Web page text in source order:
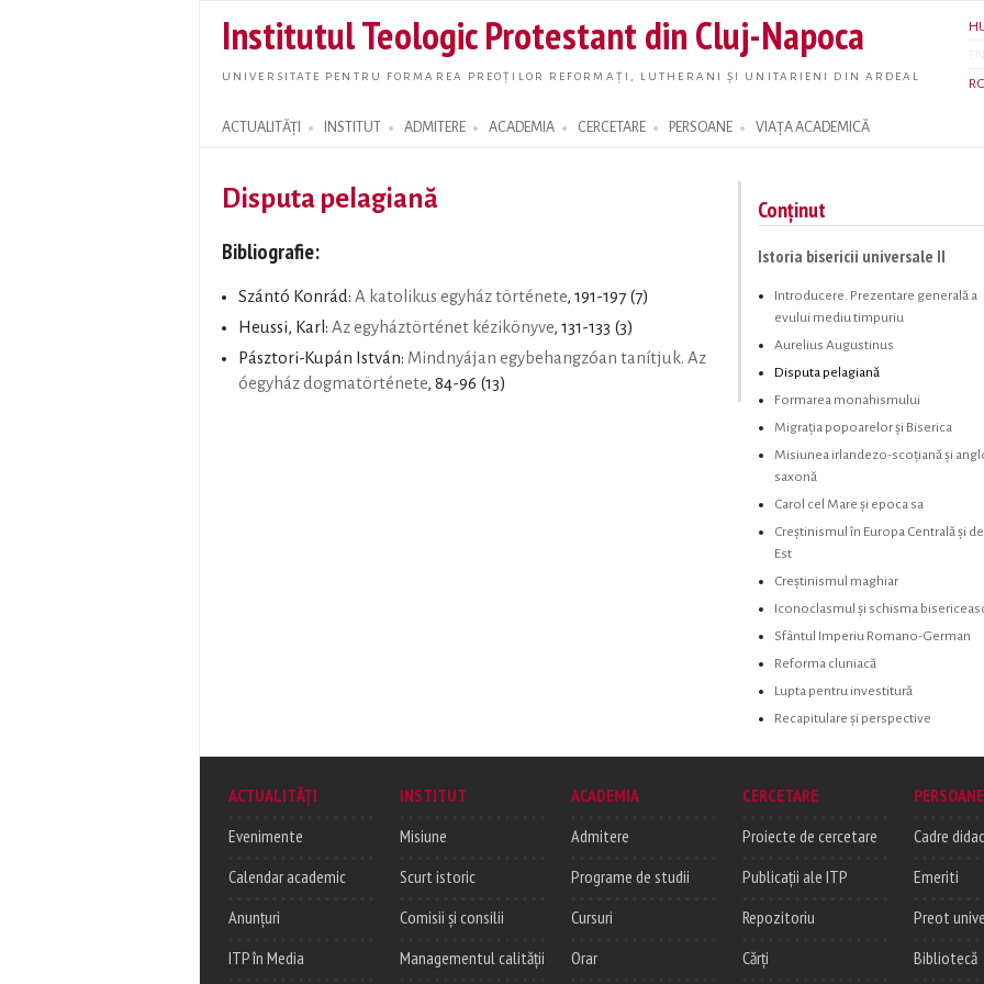
main
content
Institutul Teologic Protestant din Cluj-Napoca
UNIVERSITATE PENTRU FORMAREA PREOȚILOR REFORMAȚI, LUTHERANI ȘI UNITARIENI DIN ARDEAL
ACTUALITĂȚI INSTITUT ADMITERE ACADEMIA CERCETARE PERSOANE VIAȚA ACADEMICĂ
Search form
Disputa pelagiană
Bibliografie:
Szántó Konrád: A katolikus egyház története, 191-197 (7)
Heussi, Karl: Az egyháztörténet kézikönyve, 131-133 (3)
Pásztori-Kupán István: Mindnyájan egybehangzóan tanítjuk. Az
óegyház dogmatörténete, 84-96 (13)
Conținut
Istoria bisericii universale II
Introducere. Prezentare generală a
evului mediu timpuriu
Aurelius Augustinus
Disputa pelagiană
Formarea monahismului
Migrația popoarelor și Biserica
Misiunea irlandezo-scoțiană și
saxonă
Carol cel Mare și epoca sa
Creștinismul în Europa Centrală și de
Est
Creștinismul maghiar
Iconoclasmul și schisma
Sfântul Imperiu Romano-German
Reforma cluniacă
Lupta pentru investitură
Recapitulare și perspective
ACTUALITĂȚI
Evenimente
Calendar academic
Anunțuri
ITP în Media
INSTITUT
Misiune
Scurt istoric
Comisii și consilii
Managementul calității
ACADEMIA
Admitere
Programe de studii
Cursuri
Orar
CERCETARE
Proiecte de cercetare
Publicații ale ITP
Repozitoriu
Cărți
PERSOANE
Cadre
Emeriti
Preot
Bibliotecă